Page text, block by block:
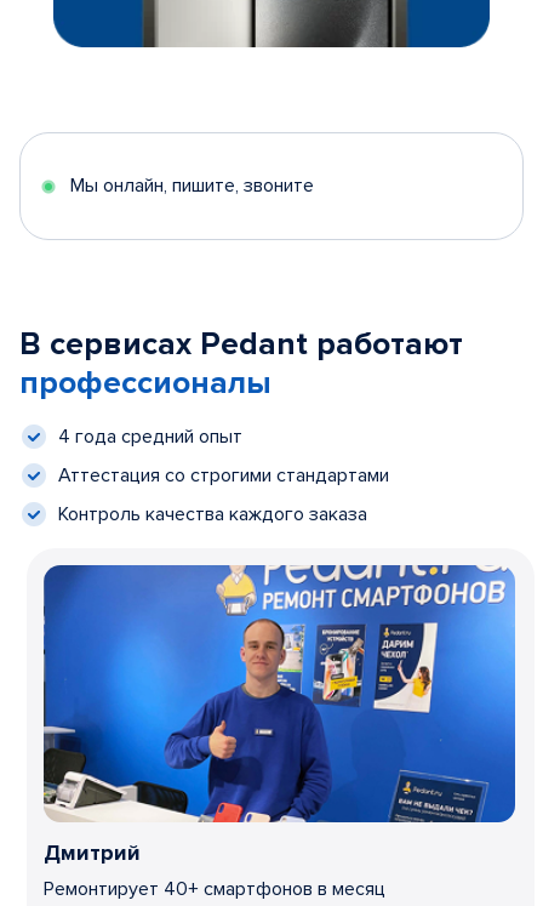
Мы онлайн, пишите, звоните
В сервисах Pedant работают
профессионалы
4 года средний опыт
Аттестация со строгими стандартами
Контроль качества каждого заказа
Дмитрий
Ремонтирует 40+ смартфонов в месяц